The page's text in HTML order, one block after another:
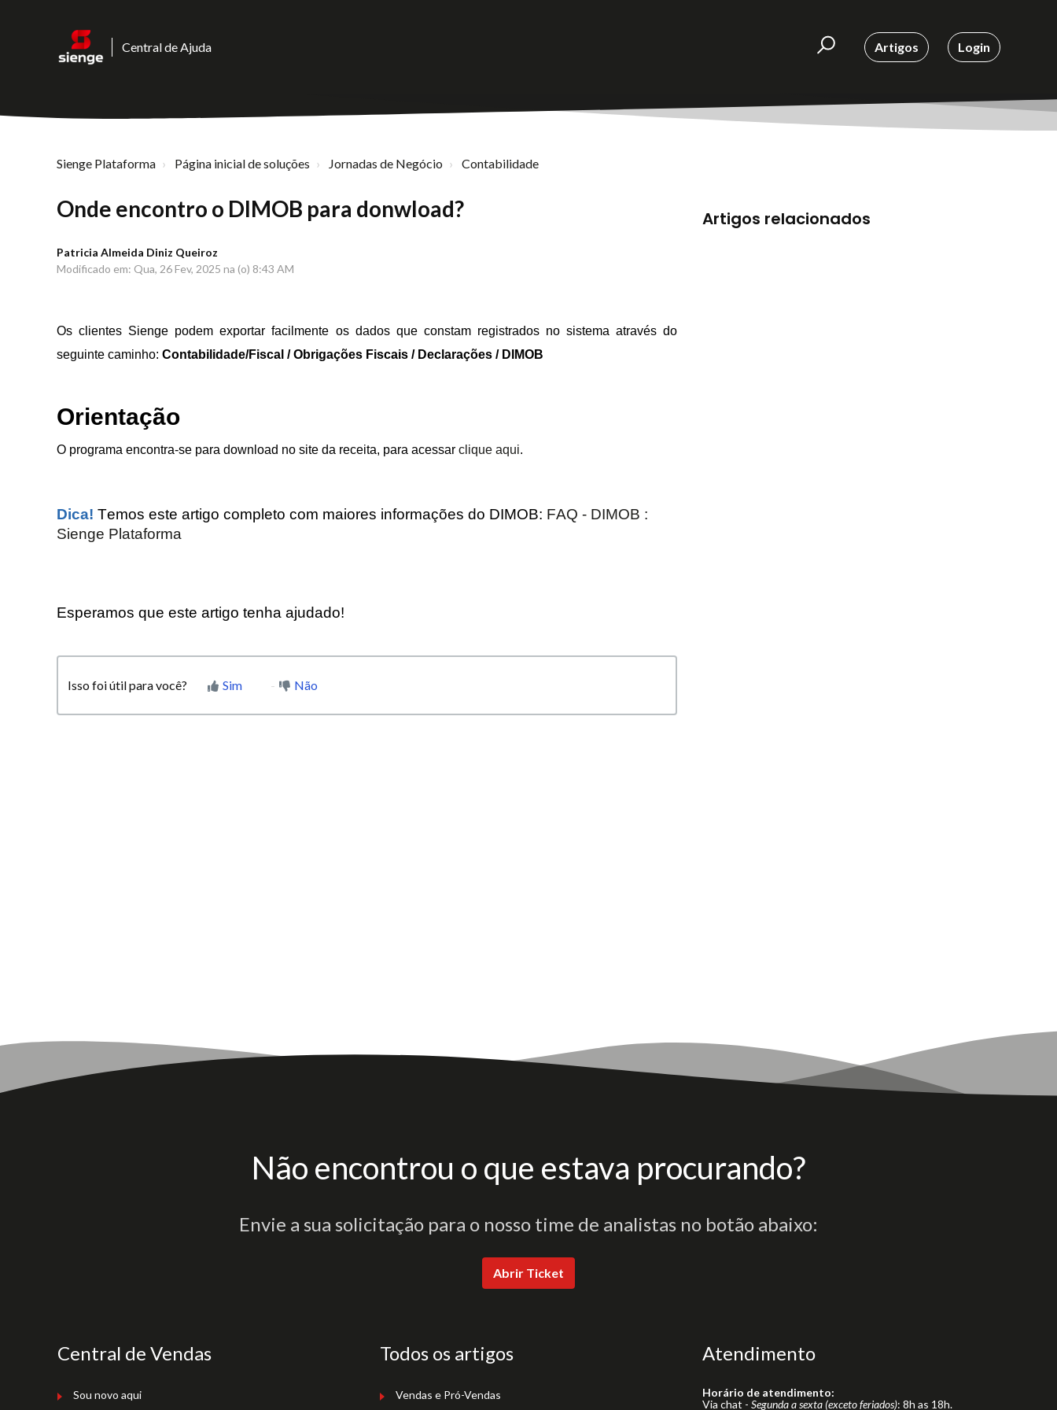
Central de Ajuda Artigos Login
Sienge Plataforma Página inicial de soluções Jornadas de Negócio Contabilidade
Onde encontro o DIMOB para donwload?
Patricia Almeida Diniz Queiroz
Modificado em: Qua, 26 Fev, 2025 na (o) 8:43 AM
Os clientes Sienge podem exportar facilmente os dados que constam registrados no sistema através do
seguinte caminho: Contabilidade/Fiscal / Obrigações Fiscais / Declarações / DIMOB
Orientação
O programa encontra-se para download no site da receita, para acessar clique aqui.
Dica! Temos este artigo completo com maiores informações do DIMOB: FAQ - DIMOB :
Sienge Plataforma
Esperamos que este artigo tenha ajudado!
Isso foi útil para você? Sim Não
Artigos relacionados
Não encontrou o que estava procurando?
Envie a sua solicitação para o nosso time de analistas no botão abaixo:
Abrir Ticket
Central de Vendas
Sou novo aqui
Todos os artigos
Vendas e Pró-Vendas
Atendimento
Horário de atendimento:
Via chat - Segunda a sexta (exceto feriados): 8h as 18h.